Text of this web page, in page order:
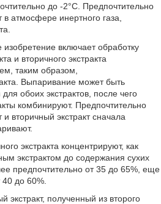
до -2°C. Предпочтительно
в атмосфере инертного газа,
включает обработку
и вторичного экстракта
таким образом,
Выпаривание может быть
обоих экстрактов, после чего
комбинируют. Предпочтительно
и вторичный экстракт сначала
экстракта концентрируют, как
экстрактом до содержания сухих
предпочтительно от 35 до 65%, еще
до 60%.
экстракт, полученный из второго